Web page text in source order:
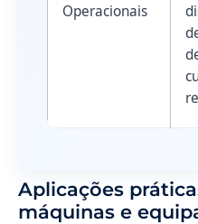
Operacionais
Aplicações
máquinas e